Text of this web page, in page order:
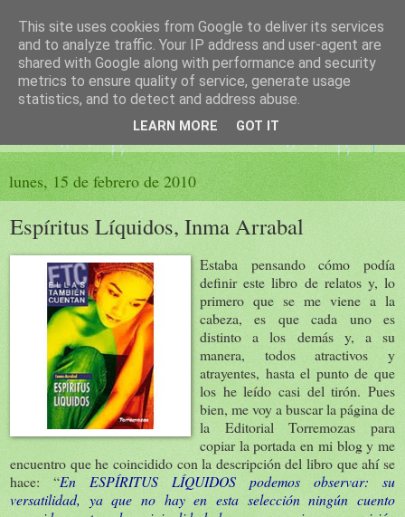
El sueño de las palabras
PÁGINA LITERARIA DE FELISA MORENO
lunes, 15 de febrero de 2010
Espíritus Líquidos, Inma Arrabal
Estaba pensando cómo podía
definir este libro de relatos y, lo
primero que se me viene a la
cabeza, es que cada uno es
distinto a los demás y, a su
manera, todos atractivos y
atrayentes, hasta el punto de que
los he leído casi del tirón. Pues
bien, me voy a buscar la página de
la Editorial Torremozas para
copiar la portada en mi blog y me
encuentro que he coincidido con la descripción del libro que ahí se
hace: “En ESPÍRITUS LÍQUIDOS podemos observar: su
versatilidad, ya que no hay en esta selección ningún cuento
This site uses cookies from Google to deliver its services
and to analyze traffic. Your IP address and user-agent are
shared with Google along with performance and security
metrics to ensure quality of service, generate usage
statistics, and to detect and address abuse.
LEARN MORE GOT IT